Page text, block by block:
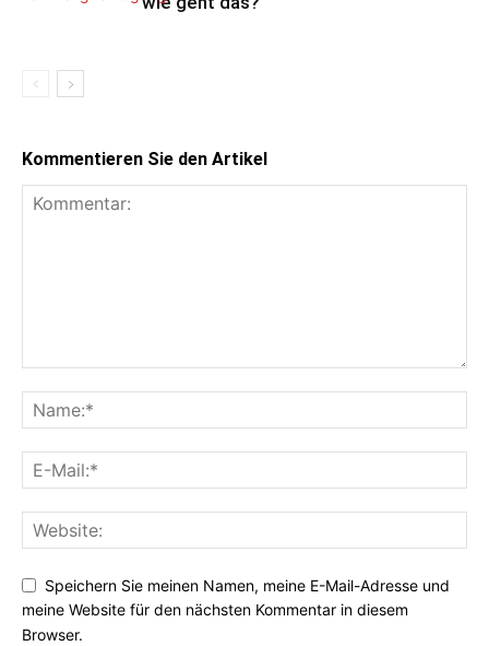
Kommentieren Sie den Artikel
Speichern Sie meinen Namen, meine E-Mail-Adresse und
meine Website für den nächsten Kommentar in diesem
Browser.